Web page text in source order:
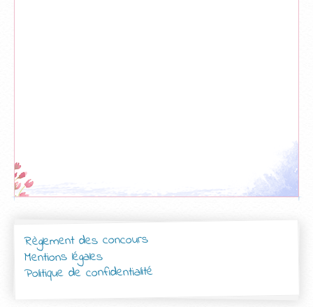
Règlement des concours
Mentions légales
Politique de confidentialité